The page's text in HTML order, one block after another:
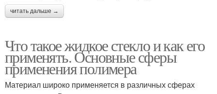
читать дальше →
Что такое жидкое стекло и как его
применять. Основные сферы
применения полимера
Материал широко применяется в различных сферах